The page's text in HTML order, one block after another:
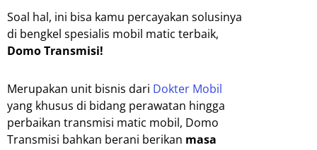
Soal hal, ini bisa kamu percayakan solusinya
di bengkel spesialis mobil matic terbaik,
Domo Transmisi!
Merupakan unit bisnis dari Dokter Mobil
yang khusus di bidang perawatan hingga
perbaikan transmisi matic mobil, Domo
Transmisi bahkan berani berikan masa